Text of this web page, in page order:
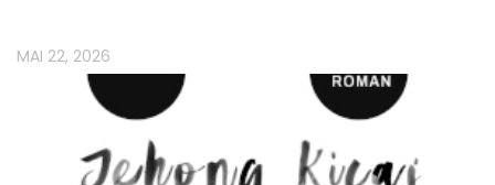
MAI 22, 2026